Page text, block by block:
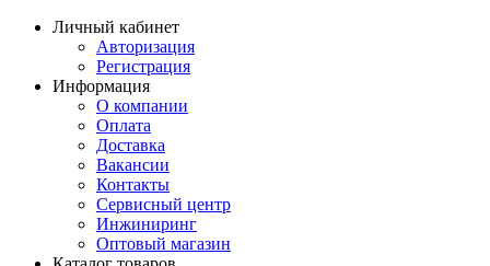
Личный кабинет
Авторизация
Регистрация
Информация
О компании
Оплата
Доставка
Вакансии
Контакты
Сервисный центр
Инжиниринг
Оптовый магазин